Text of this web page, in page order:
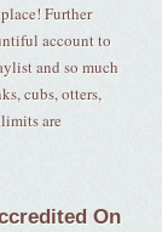
Further
account to
and so much
cubs, otters,
limits are
On